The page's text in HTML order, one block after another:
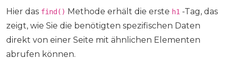
Hier das find() Methode erhält die erste h1 -Tag, das
zeigt, wie Sie die benötigten spezifischen Daten
direkt von einer Seite mit ähnlichen Elementen
abrufen können.